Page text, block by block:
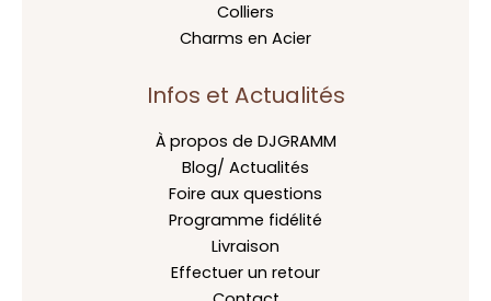
Colliers
Charms en Acier
Infos et Actualités
À propos de DJGRAMM
Blog/ Actualités
Foire aux questions
Programme fidélité
Livraison
Effectuer un retour